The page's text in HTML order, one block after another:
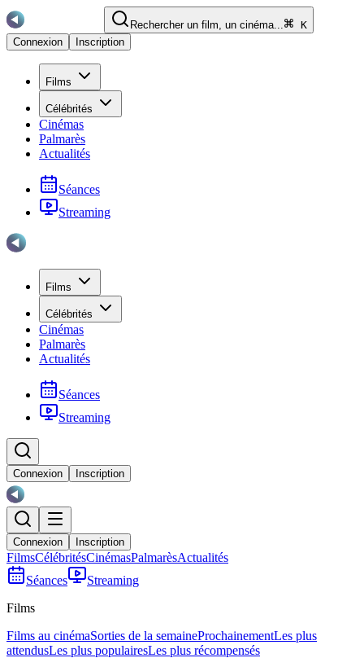
Rechercher un film, un cinéma...
K
Connexion
Inscription
Films
Célébrités
Cinémas
Palmarès
Actualités
Séances
Streaming
Films
Célébrités
Cinémas
Palmarès
Actualités
Séances
Streaming
Connexion Inscription
Connexion Inscription
FilmsCélébritésCinémasPalmarèsActualités
Séances
Streaming
Films
Films au cinémaSorties de la semaineProchainementLes plus
attendusLes plus populairesLes plus récompensés